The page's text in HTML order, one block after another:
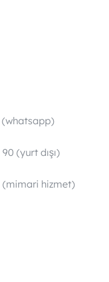
(whatsapp)
(yurt dışı)
(mimari hizmet)